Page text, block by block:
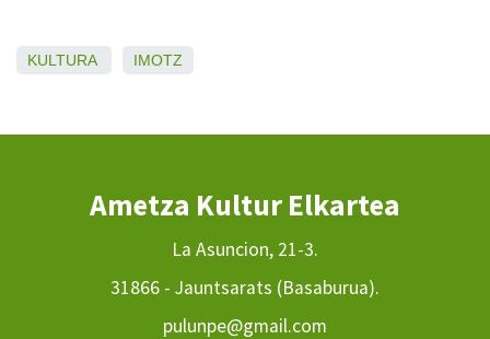
KULTURA IMOTZ
Ametza Kultur Elkartea
La Asuncion, 21-3.
31866 - Jauntsarats (Basaburua).
pulunpe@gmail.com